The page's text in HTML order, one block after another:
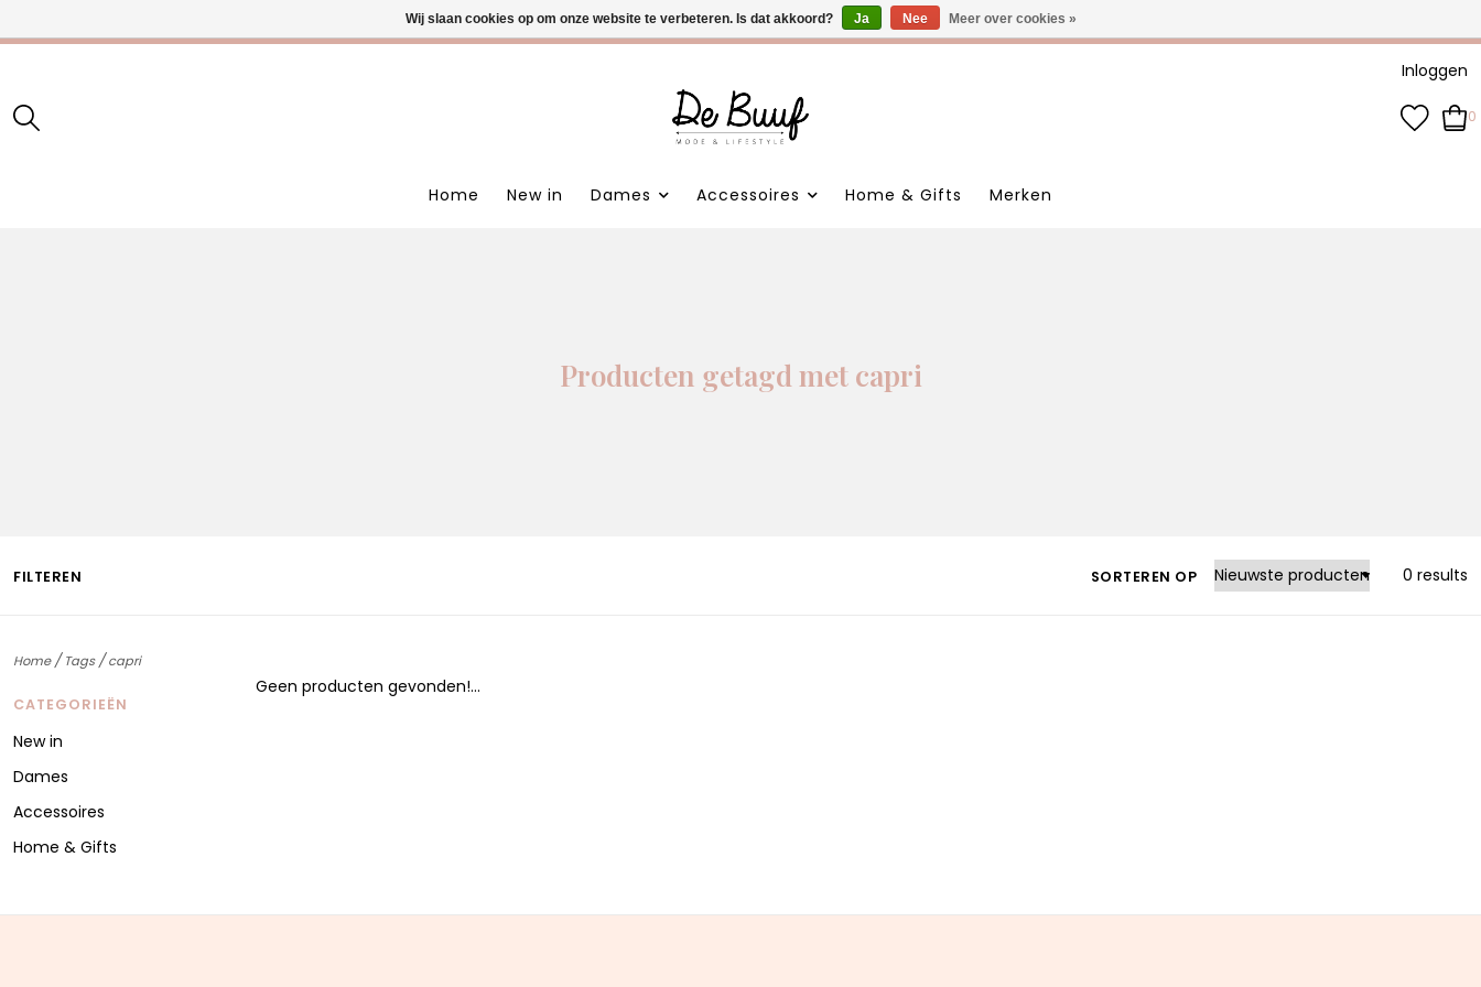
• Wekelijks nieuwe items • Gratis verzending >€100,- • Verzonden binnen 1-3 werkdagen
Inloggen
0
Home New in Dames Accessoires Home & Gifts Merken
Producten getagd met capri
FILTEREN SORTEREN OP 0 results
Home/Tags/capri
CATEGORIEËN
New in
Dames
Accessoires
Home & Gifts
Geen producten gevonden!...
Wij slaan cookies op om onze website te verbeteren. Is dat akkoord? Ja Nee Meer over cookies »